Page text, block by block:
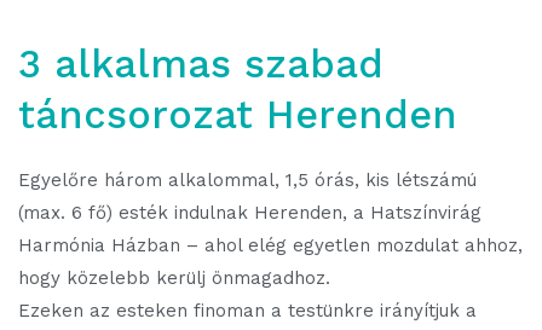
3 alkalmas szabad
táncsorozat Herenden
Egyelőre három alkalommal, 1,5 órás, kis létszámú
(max. 6 fő) esték indulnak Herenden, a Hatszínvirág
Harmónia Házban – ahol elég egyetlen mozdulat ahhoz,
hogy közelebb kerülj önmagadhoz.
Ezeken az esteken finoman a testünkre irányítjuk a